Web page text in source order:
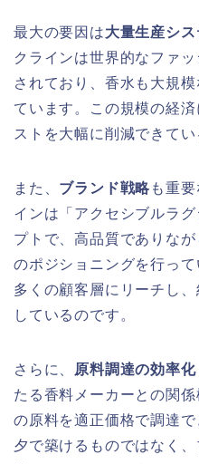
最大の要因は大量生産シス
クラインは世界的なファ
されており、香水も大規
ています。この規模の経
ストを大幅に削減できてい
また、 ブランド戦略 も重
インは「アクセシブルラ
プトで、高品質でありな
のポジショニングを行っ
多くの顧客層にリーチし
しているのです。
さらに、 原料調達の効率化
たる香料メーカーとの関
の原料を適正価格で調達
夕で築けるものではなく